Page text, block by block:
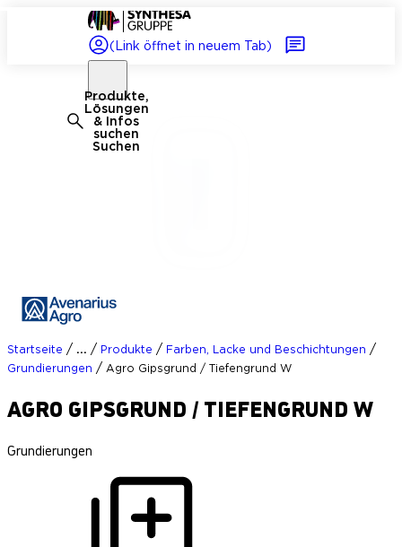
(Link öffnet in neuem Tab)
Produkte,
Lösungen
& Infos
suchen
Suchen
Startseite / ... / Produkte / Farben, Lacke und Beschichtungen /
Grundierungen / Agro Gipsgrund / Tiefengrund W
AGRO GIPSGRUND / TIEFENGRUND W
Grundierungen